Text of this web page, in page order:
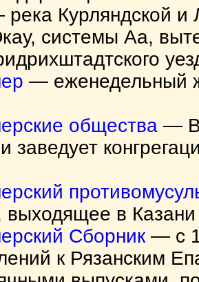
Курляндской и
системы Аа,
— еженедельный
общества — В
заведует
выходящее в Казани
Сборник — с
к Рязанским